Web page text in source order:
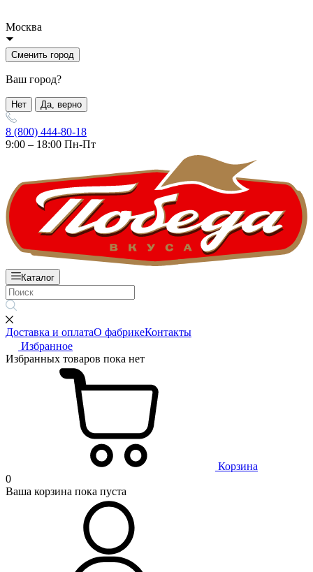
Москва
Сменить город
Ваш город?
Нет Да, верно
8 (800) 444-80-18
9:00 – 18:00 Пн-Пт
Каталог
Доставка и оплатаО фабрикеКонтакты
Избранное
Избранных товаров пока нет
Корзина
0
Ваша корзина пока пуста